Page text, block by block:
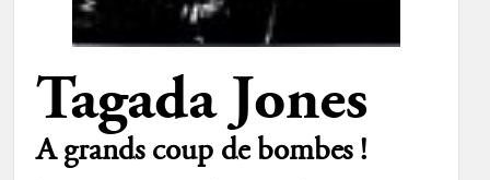
Tagada Jones
A grands coup de bombes !